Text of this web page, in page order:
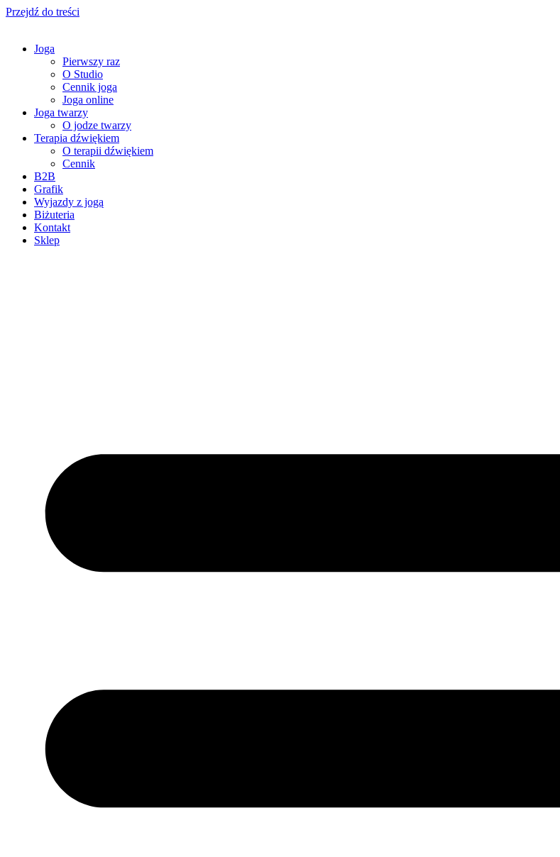
Przejdź do treści
Joga
Pierwszy raz
O Studio
Cennik joga
Joga online
Joga twarzy
O jodze twarzy
Terapia dźwiękiem
O terapii dźwiękiem
Cennik
B2B
Grafik
Wyjazdy z jogą
Biżuteria
Kontakt
Sklep